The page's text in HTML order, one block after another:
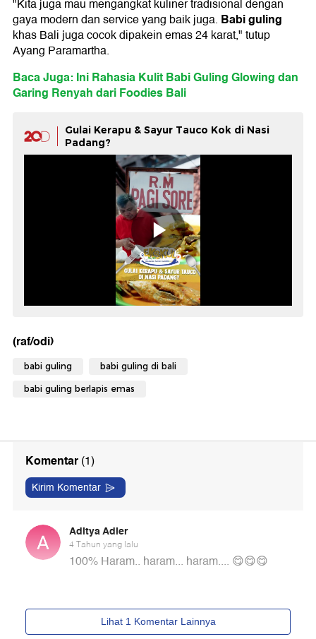
"Kita juga mau mengangkat kuliner tradisional dengan
gaya modern dan service yang baik juga. Babi guling
khas Bali juga cocok dipakein emas 24 karat," tutup
Ayang Paramartha.
Baca Juga: Ini Rahasia Kulit Babi Guling Glowing dan
Garing Renyah dari Foodies Bali
Gulai Kerapu & Sayur Tauco Kok di Nasi
Padang?
(raf/odi)
babi guling babi guling di bali
babi guling berlapis emas